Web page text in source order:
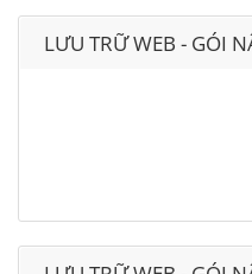
LƯU TRỮ WEB - GÓI